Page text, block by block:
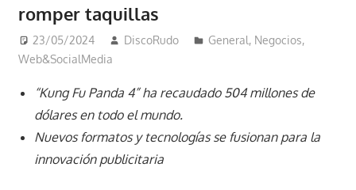
romper taquillas
23/05/2024 DiscoRudo General, Negocios,
Web&SocialMedia
“Kung Fu Panda 4” ha recaudado 504 millones de
dólares en todo el mundo.
Nuevosformatos y tecnologías se fusionan para la
innovación publicitaria